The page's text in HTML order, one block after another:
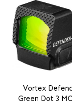
Vortex
Green Dot 3